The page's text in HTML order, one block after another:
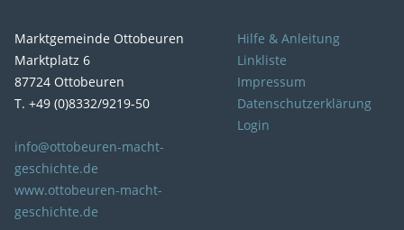
Marktgemeinde Ottobeuren
Marktplatz 6
87724 Ottobeuren
T. +49 (0)8332/9219-50
info@ottobeuren-macht-
geschichte.de
www.ottobeuren-macht-
geschichte.de
Hilfe & Anleitung
Linkliste
Impressum
Datenschutzerklärung
Login